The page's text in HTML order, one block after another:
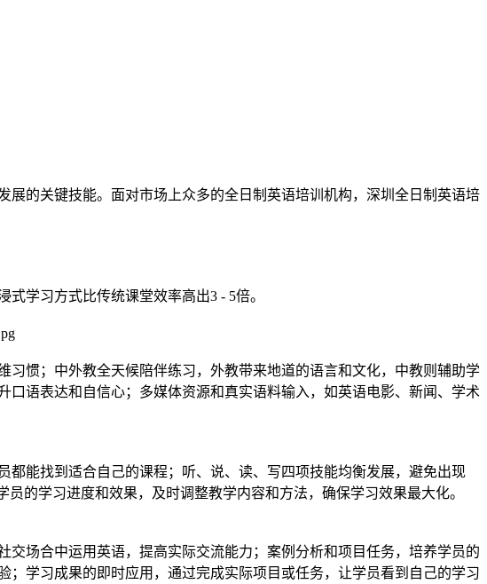
的关键技能。面对市场上众多的全日制英语培训机构，深圳全日制英语培
学习方式比传统课堂效率高出3 - 5倍。
惯；中外教全天候陪伴练习，外教带来地道的语言和文化，中教则辅助学
语表达和自信心；多媒体资源和真实语料输入，如英语电影、新闻、学术
能找到适合自己的课程；听、说、读、写四项技能均衡发展，避免出现
的学习进度和效果，及时调整教学内容和方法，确保学习效果最大化。
场合中运用英语，提高实际交流能力；案例分析和项目任务，培养学员的
学习成果的即时应用，通过完成实际项目或任务，让学员看到自己的学习